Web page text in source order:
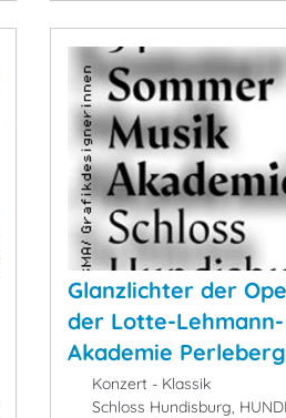
Glanzlichter der
der Lotte-Lehmann-
Akademie Perleberg
Konzert - Klassik
Schloss Hundisburg,